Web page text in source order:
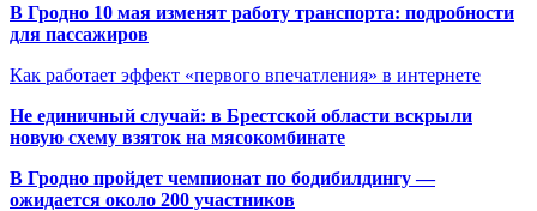
В Гродно 10 мая изменят работу транспорта: подробности
для пассажиров
Как работает эффект «первого впечатления» в интернете
Не единичный случай: в Брестской области вскрыли
новую схему взяток на мясокомбинате
В Гродно пройдет чемпионат по бодибилдингу —
ожидается около 200 участников